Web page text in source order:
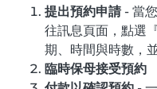
提出預約申請- 當
往訊息頁面，點選
期、時間與時數，
臨時保母接受預約